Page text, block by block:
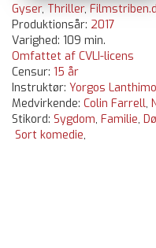
Gyser,Thriller,
Produktionsår: 2017
Varighed: 109 min.
Omfattet af CVLI-licens
Censur: 15 år
Instruktør: Yorgos
Medvirkende: Colin Farrell,
Stikord: Sygdom, Familie,
Sort komedie,